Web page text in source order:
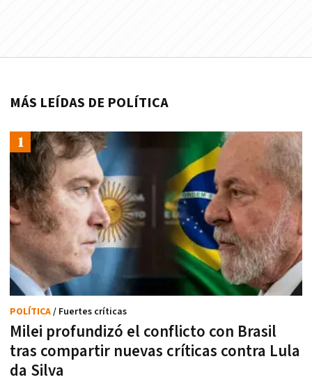
MÁS LEÍDAS DE POLÍTICA
Milei profundizó el conflicto con Brasil
tras compartir nuevas críticas contra Lula
da Silva
POLÍTICA/ Fuertes críticas